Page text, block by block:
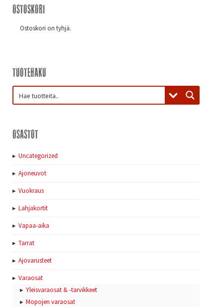
Ostoskori
Ostoskori on tyhjä.
Tuotehaku
Osastot
Uncategorized
Ajoneuvot
Vuokraus
Lahjakortit
Vapaa-aika
Tarrat
Ajovarusteet
Varaosat
Yleisvaraosat & -tarvikkeet
Mopojen varaosat